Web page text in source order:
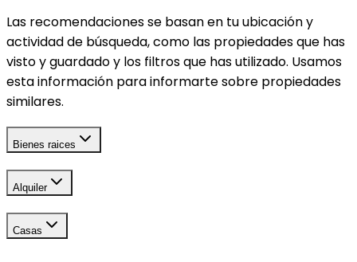
Las recomendaciones se basan en tu ubicación y
actividad de búsqueda, como las propiedades que has
visto y guardado y los filtros que has utilizado. Usamos
esta información para informarte sobre propiedades
similares.
Bienes raices
Alquiler
Casas